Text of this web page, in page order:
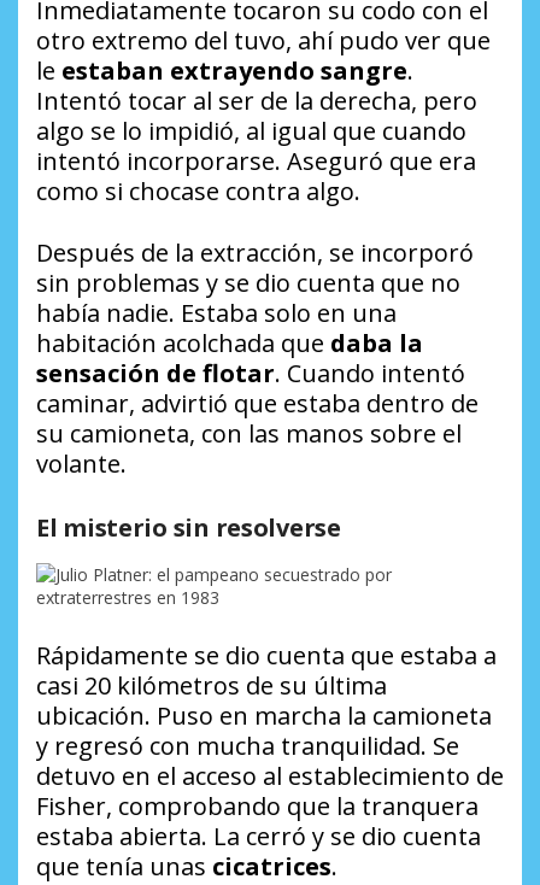
Inmediatamente tocaron su codo con el
otro extremo del tuvo, ahí pudo ver que
le estaban extrayendo sangre.
Intentó tocar al ser de la derecha, pero
algo se lo impidió, al igual que cuando
intentó incorporarse. Aseguró que era
como si chocase contra algo.
Después de la extracción, se incorporó
sin problemas y se dio cuenta que no
había nadie. Estaba solo en una
habitación acolchada que daba la
sensación de flotar. Cuando intentó
caminar, advirtió que estaba dentro de
su camioneta, con las manos sobre el
volante.
El misterio sin resolverse
Rápidamente se dio cuenta que estaba a
casi 20 kilómetros de su última
ubicación. Puso en marcha la camioneta
y regresó con mucha tranquilidad. Se
detuvo en el acceso al establecimiento de
Fisher, comprobando que la tranquera
estaba abierta. La cerró y se dio cuenta
que tenía unas cicatrices.